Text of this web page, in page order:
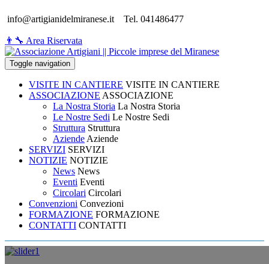
info@artigianidelmiranese.it Tel. 041486477
👨‍🔧 Area Riservata
Toggle navigation
VISITE IN CANTIERE VISITE IN CANTIERE
ASSOCIAZIONE ASSOCIAZIONE
La Nostra Storia La Nostra Storia
Le Nostre Sedi Le Nostre Sedi
Struttura Struttura
Aziende Aziende
SERVIZI SERVIZI
NOTIZIE NOTIZIE
News News
Eventi Eventi
Circolari Circolari
Convenzioni Convezioni
FORMAZIONE FORMAZIONE
CONTATTI CONTATTI